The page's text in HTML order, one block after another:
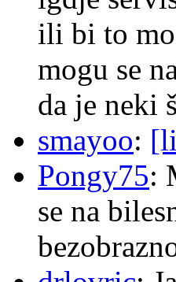
ili bi to
mogu se
da je neki
smayoo:
Pongy75:
se na